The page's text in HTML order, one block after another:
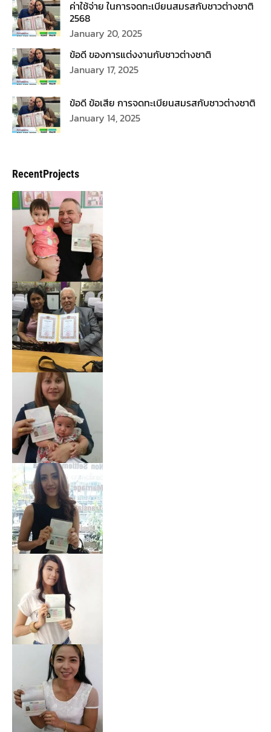
ค่าใช้จ่าย ในการจดทะเบียนสมรสกับชาวต่างชาติ
2568
January 20, 2025
ข้อดี ของการแต่งงานกับชาวต่างชาติ
January 17, 2025
ข้อดี ข้อเสีย การจดทะเบียนสมรสกับชาวต่างชาติ
January 14, 2025
RecentProjects